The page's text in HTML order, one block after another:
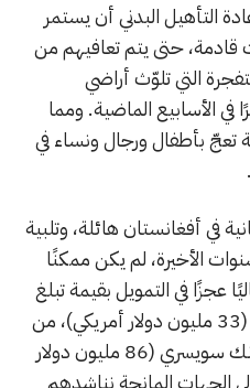
التأهيل البدني أن يستمر
قادمة، حتى يتم تعافيهم من
التي تلوّث أراضي
في الأسابيع الماضية. ومما
تعجّ بأطفال ورجال ونساء في
في أفغانستان هائلة، وتلبية
الأخيرة، لم يكن ممكنًا
عجزًا في التمويل بقيمة تبلغ
نحو 30 مليون فرنك سويسري (33 مليون دولار أمريكي)، من
ميزانية تقدر بنحو 79 مليون فرنك سويسري (86 مليون دولار
الجهات المانحة نناشدهم